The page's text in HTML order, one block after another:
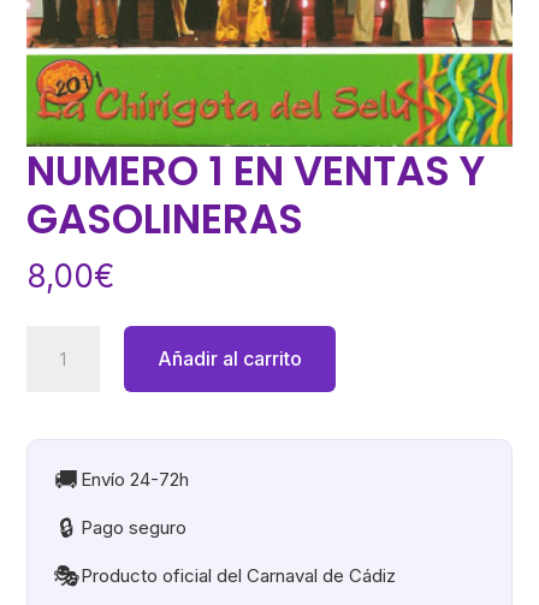
NUMERO 1 EN VENTAS Y
GASOLINERAS
8,00€
VENTAS
cantidad
Añadir al carrito
🚚 Envío 24-72h
🔒 Pago seguro
🎭Producto oficial del Carnaval de Cádiz